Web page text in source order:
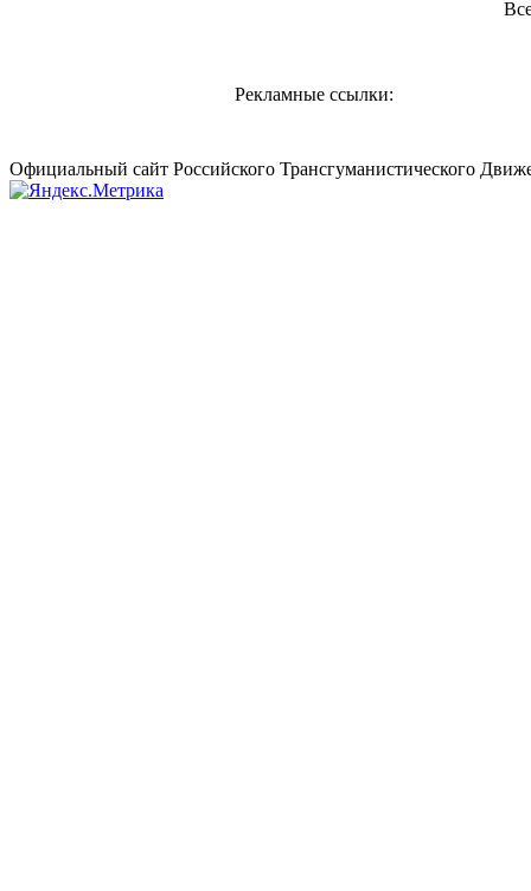
Рекламные ссылки:
Официальный сайт Российского Трансгуманистического